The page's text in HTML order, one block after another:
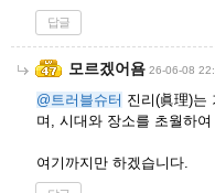
답글
모르겠어욤 26-06-08
@트러블슈터 진리(眞理)는
며, 시대와 장소를 초월하
여기까지만 하겠습니다.